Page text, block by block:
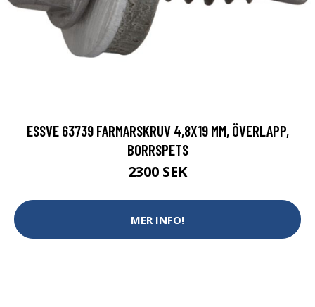
ESSVE 63739 FARMARSKRUV 4,8X19 MM, ÖVERLAPP,
BORRSPETS
2300 SEK
MER INFO!